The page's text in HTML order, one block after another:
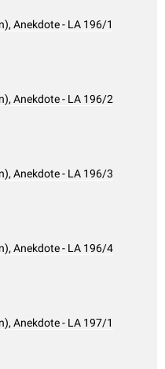
Anekdote - LA 196/1
Anekdote - LA 196/2
Anekdote - LA 196/3
Anekdote - LA 196/4
Anekdote - LA 197/1